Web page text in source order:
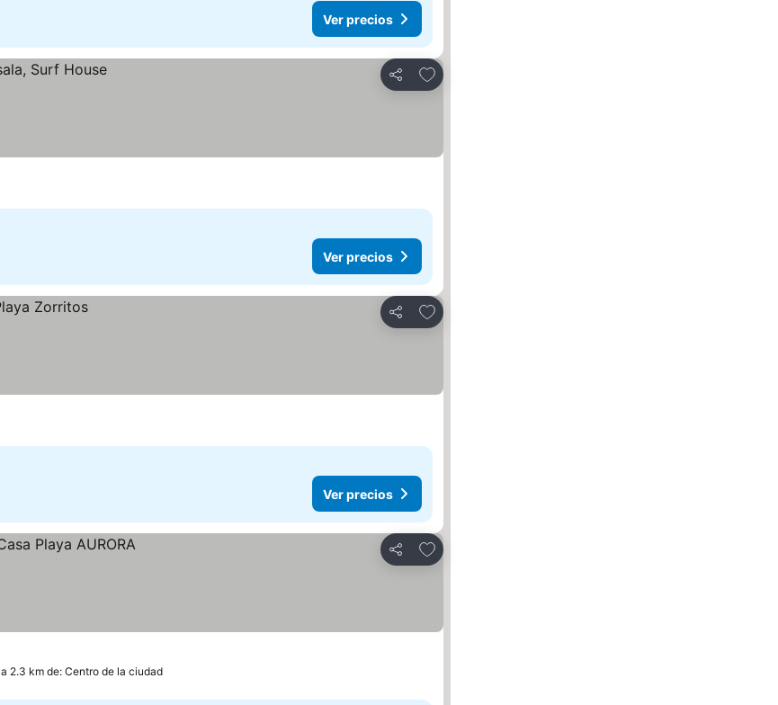
Ver precios
Compartir
Agregar a favoritos
Ver precios
Compartir
Agregar a favoritos
Ver precios
Compartir
Agregar a favoritos
a 2.3 km de: Centro de la ciudad